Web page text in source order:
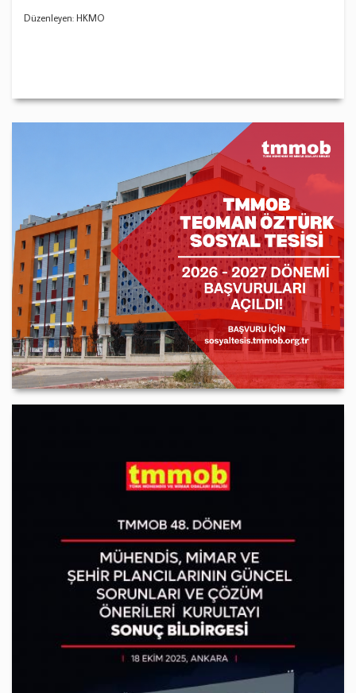
Düzenleyen: HKMO